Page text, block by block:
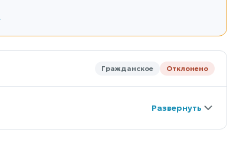
Гражданское Отклонено